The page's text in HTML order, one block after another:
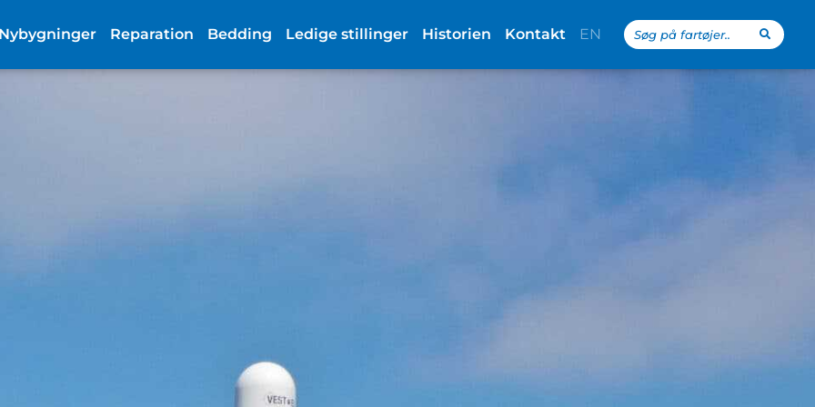
Nybygninger Reparation Bedding Ledige stillinger Historien Kontakt EN
Search
...